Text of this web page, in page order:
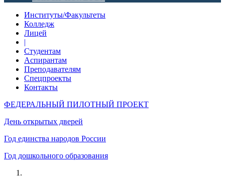
Институты/Факультеты
Колледж
Лицей
|
Студентам
Аспирантам
Преподавателям
Спецпроекты
Контакты
ФЕДЕРАЛЬНЫЙ ПИЛОТНЫЙ ПРОЕКТ
День открытых дверей
Год единства народов России
Год дошкольного образования